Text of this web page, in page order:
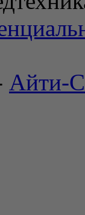
Айти-